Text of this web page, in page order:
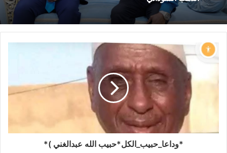
*وداعا_حبيب_الكل*حبيب الله عبدالغني )*